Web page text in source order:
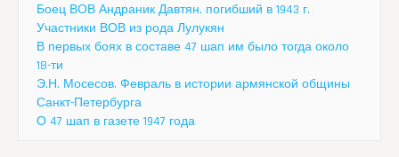
Боец ВОВ Андраник Давтян, погибший в 1943 г.
Участники ВОВ из рода Лулукян
В первых боях в составе 47 шап им было тогда около
18-ти
Э.Н. Мосесов. Февраль в истории армянской общины
Санкт-Петербурга
О 47 шап в газете 1947 года